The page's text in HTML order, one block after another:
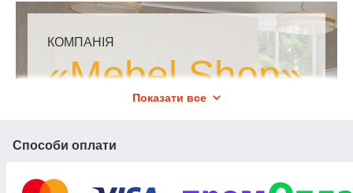
КОМПАНІЯ
«Mebel Shop»
Надаємо знижки до 40%!
Показати все
Способи оплати